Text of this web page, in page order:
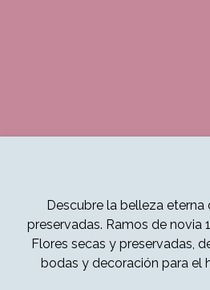
Descubre la belleza eterna
preservadas. Ramos de novia
Flores secas y preservadas,
bodas y decoración para el